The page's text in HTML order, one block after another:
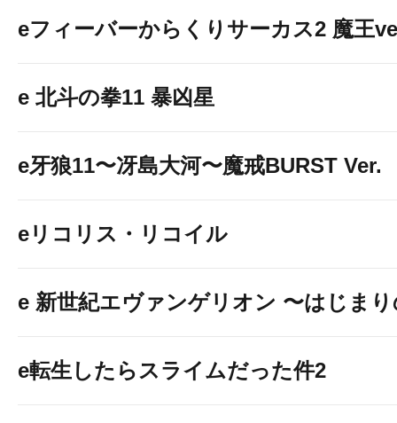
最寄りのバス
eフィーバーからくりサーカス2 魔王
e 北斗の拳11 暴凶星
e牙狼11〜冴島大河〜魔戒BURST Ver.
eリコリス・リコイル
e 新世紀エヴァンゲリオン 〜はじま
e転生したらスライムだった件2